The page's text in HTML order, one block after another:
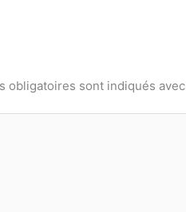
obligatoires sont indiqués avec